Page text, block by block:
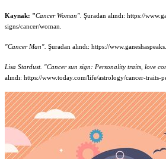
Kaynak: "Cancer Woman". Şuradan alındı: https://
signs/cancer/woman.
"Cancer Man". Şuradan alındı: https://
Lisa Stardust. "Cancer sun sign: Personality traits, love
alındı: https://www.today.com/life/astrology/cancer-traits-